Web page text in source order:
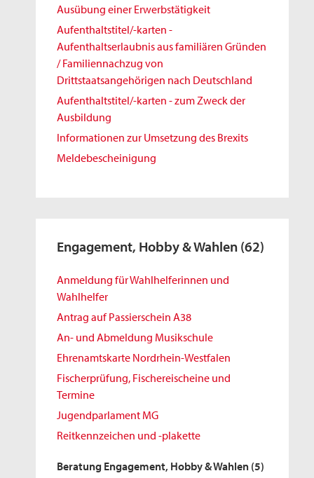
Ausübung einer Erwerbstätigkeit
Aufenthaltstitel/-karten -
Aufenthaltserlaubnis aus familiären Gründen
/ Familiennachzug von
Drittstaatsangehörigen nach Deutschland
Aufenthaltstitel/-karten - zum Zweck der
Ausbildung
Informationen zur Umsetzung des Brexits
Meldebescheinigung
Engagement, Hobby & Wahlen (62)
Anmeldung für Wahlhelferinnen und
Wahlhelfer
Antrag auf Passierschein A38
An- und Abmeldung Musikschule
Ehrenamtskarte Nordrhein-Westfalen
Fischerprüfung, Fischereischeine und
Termine
Jugendparlament MG
Reitkennzeichen und -plakette
Beratung Engagement, Hobby & Wahlen (5)